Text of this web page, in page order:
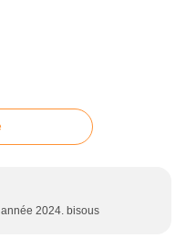
2024. bisous